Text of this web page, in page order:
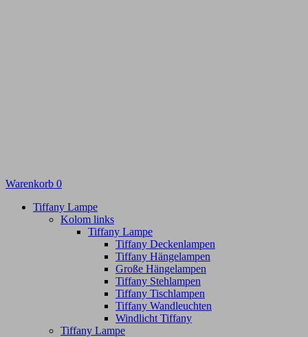
Warenkorb 0
Tiffany Lampe
Kolom links
Tiffany Lampe
Tiffany Deckenlampen
Tiffany Hängelampen
Große Hängelampen
Tiffany Stehlampen
Tiffany Tischlampen
Tiffany Wandleuchten
Windlicht Tiffany
Tiffany Lampe